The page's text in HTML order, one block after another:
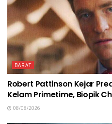
BARAT
Robert Pattinson Kejar
Kelam Primetime, Biopik
08/08/2026